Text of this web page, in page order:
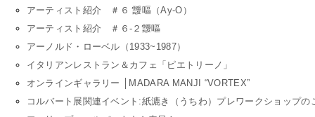
アーティスト紹介 ＃６ 靉嘔（Ay-O）
アーティスト紹介 ＃６-２靉嘔
アーノルド・ローベル（1933~1987）
イタリアンレストラン＆カフェ「ピエトリーノ」
オンラインギャラリー │MADARA MANJI “VORTEX”
コルバート展関連イベント:紙漉き（うちわ）プレワークショップの